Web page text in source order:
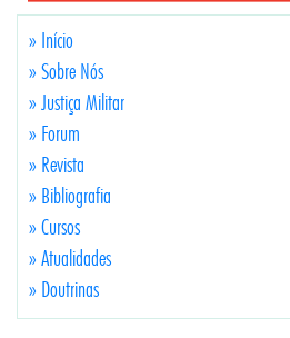
» Início
» Sobre Nós
» Justiça Militar
» Forum
» Revista
» Bibliografia
» Cursos
» Atualidades
» Doutrinas